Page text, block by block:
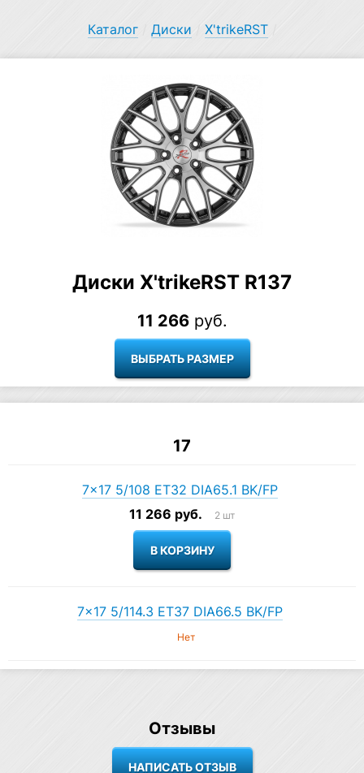
Каталог/ Диски X'trikeRST/
Диски X'trikeRST R137
11 266руб.
ВЫБРАТЬ РАЗМЕР
17
7×17 5/108 ET32 DIA65.1 BK/FP
11 266 руб.
2 шт
7×17 5/114.3 ET37 DIA66.5 BK/FP
Нет
Отзывы